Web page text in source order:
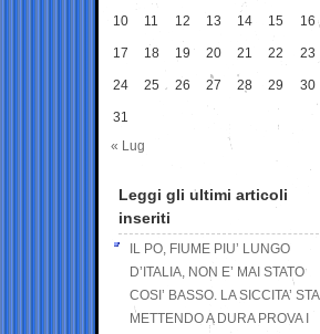
10 11 12 13 14 15 16
17 18 19 20 21 22 23
24 25 26 27 28 29 30
31
« Lug
Leggi gli ultimi articoli
inseriti
IL PO, FIUME PIU’ LUNGO
D’ITALIA, NON E’ MAI STATO
COSI’ BASSO. LA SICCITA’ STA
METTENDO A DURA PROVA I